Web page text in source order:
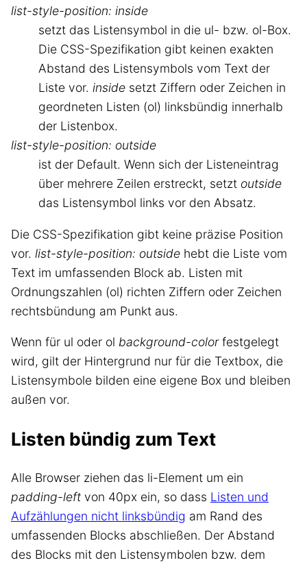
list-style-position: inside
setzt das Listensymbol in die ul- bzw. ol-Box.
Die CSS-Spezifikation gibt keinen exakten
Abstand des Listensymbols vom Text der
Liste vor. inside setzt Ziffern oder Zeichen in
geordneten Listen (ol) linksbündig innerhalb
der Listenbox.
list-style-position: outside
ist der Default. Wenn sich der Listeneintrag
über mehrere Zeilen erstreckt, setzt outside
das Listensymbol links vor den Absatz.
Die CSS-Spezifikation gibt keine präzise Position
vor. list-style-position: outside hebt die Liste vom
Text im umfassenden Block ab. Listen mit
Ordnungszahlen (ol) richten Ziffern oder Zeichen
rechtsbündung am Punkt aus.
Wenn für ul oder ol background-colorfestgelegt
wird, gilt der Hintergrund nur für die Textbox, die
Listensymbole bilden eine eigene Box und bleiben
außen vor.
Listen bündig zum Text
Alle Browser ziehen das li-Element um ein
padding-left von 40px ein, so dass Listen und
Aufzählungen nicht linksbündig am Rand des
umfassenden Blocks abschließen. Der Abstand
des Blocks mit den Listensymbolen bzw. dem